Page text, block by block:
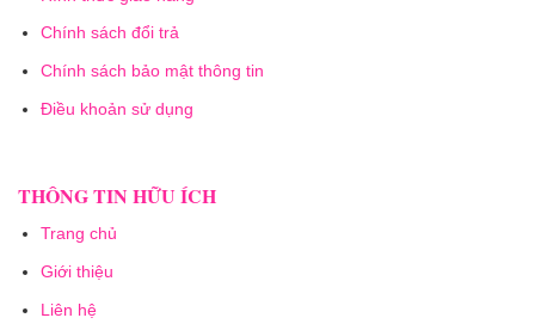
Chính sách đổi trả
Chính sách bảo mật thông tin
Điều khoản sử dụng
THÔNG TIN HỮU ÍCH
Trang chủ
Giới thiệu
Liên hệ